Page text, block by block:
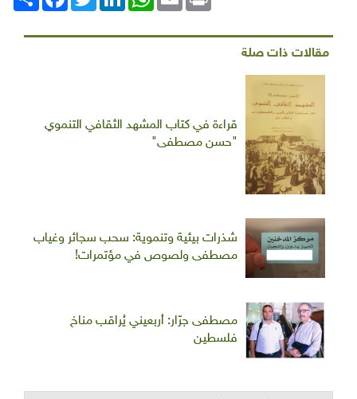
مقالات ذات صلة
قراءة في كتاب المشهد الثقافي التنموي
"حسن مصطفى"
شذرات بيئية وتنموية: سحب سجائر وغياب
مصطفى ولصوص في مؤتمرات!
مصطفى جرّار: أربعيني يُراقب مناخ
فلسطين